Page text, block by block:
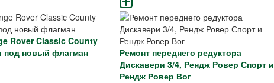
Rover Classic County
под новый флагман
Ремонт переднего редуктора
Дискавери 3/4, Рендж Ровер Спорт и
Рендж Ровер Вог